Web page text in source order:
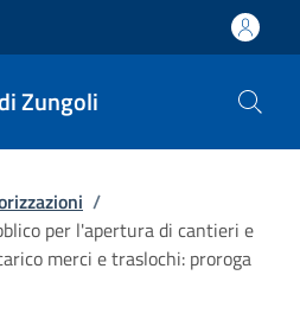
Zungoli
/
per l'apertura di cantieri e
merci e traslochi: proroga